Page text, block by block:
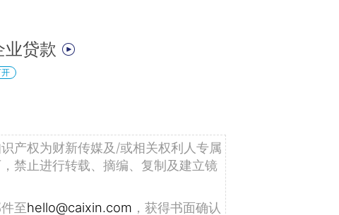
贷款
产权为财新传媒及/或相关权利人专属
禁止进行转载、摘编、复制及建立镜
至hello@caixin.com ，获得书面确认